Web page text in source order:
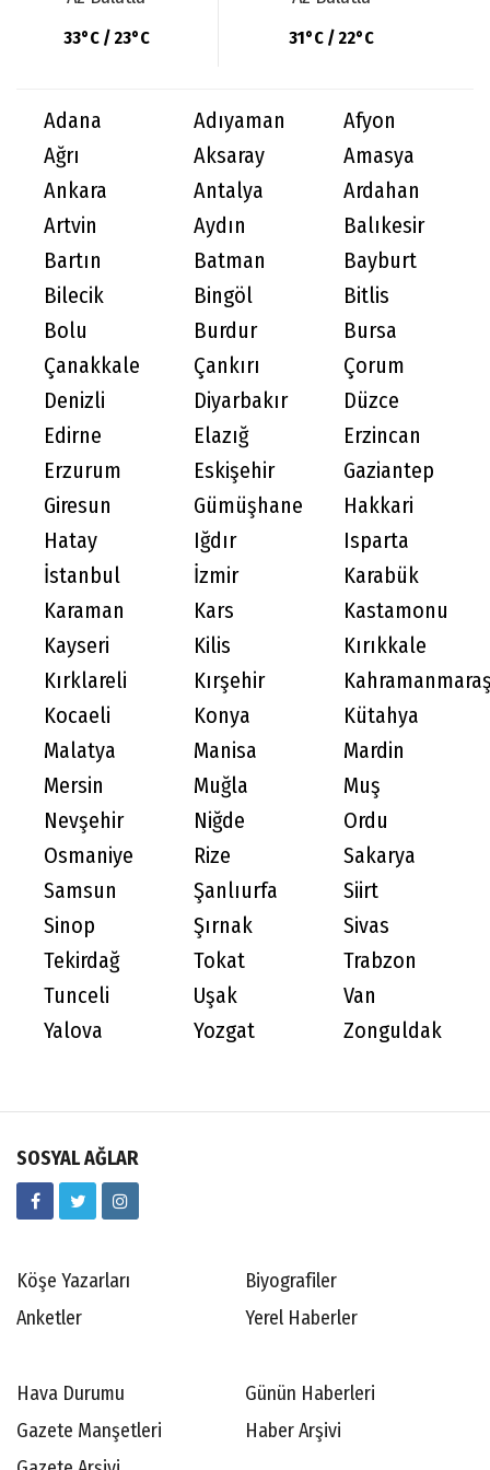
33°C / 23°C 31°C / 22°C
Adana Adıyaman
Afyon
Ağrı
Aksaray
Amasya
Ankara
Antalya
Ardahan
Artvin
Aydın
Balıkesir
Bartın
Batman
Bayburt
Bilecik
Bingöl
Bitlis
Bolu
Burdur
Bursa
Çanakkale
Çankırı
Çorum
Denizli
Diyarbakır
Düzce
Edirne
Elazığ
Erzincan
Erzurum
Eskişehir
Gaziantep
Giresun
Gümüşhane
Hakkari
Hatay
Iğdır
Isparta
İstanbul
İzmir
Karabük
Karaman
Kars
Kastamonu
Kayseri
Kilis
Kırıkkale
Kırklareli
Kırşehir
Kocaeli
Konya
Kütahya
Malatya
Manisa
Mardin
Mersin
Muğla
Muş
Nevşehir
Niğde
Ordu
Osmaniye
Rize
Sakarya
Samsun
Şanlıurfa
Siirt
Sinop
Şırnak
Sivas
Tekirdağ
Tokat
Trabzon
Tunceli
Uşak
Van
Yalova
Yozgat Zonguldak
SOSYAL AĞLAR
Köşe Yazarları
Biyografiler
Anketler
Yerel Haberler
Hava Durumu
Günün Haberleri
Gazete Manşetleri
Haber Arşivi